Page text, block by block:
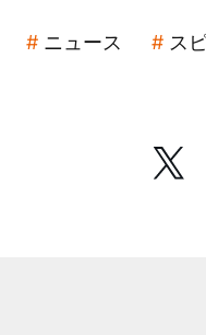
ニュース ス